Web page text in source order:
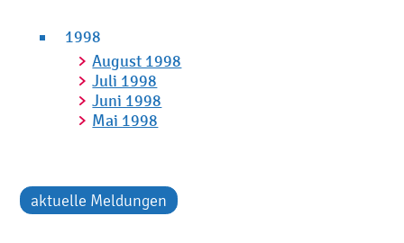
1998
August 1998
Juli 1998
Juni 1998
Mai 1998
aktuelle Meldungen